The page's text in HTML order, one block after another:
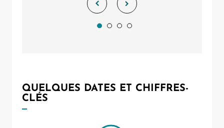
QUELQUES DATES ET CHIFFRES-
CLÉS